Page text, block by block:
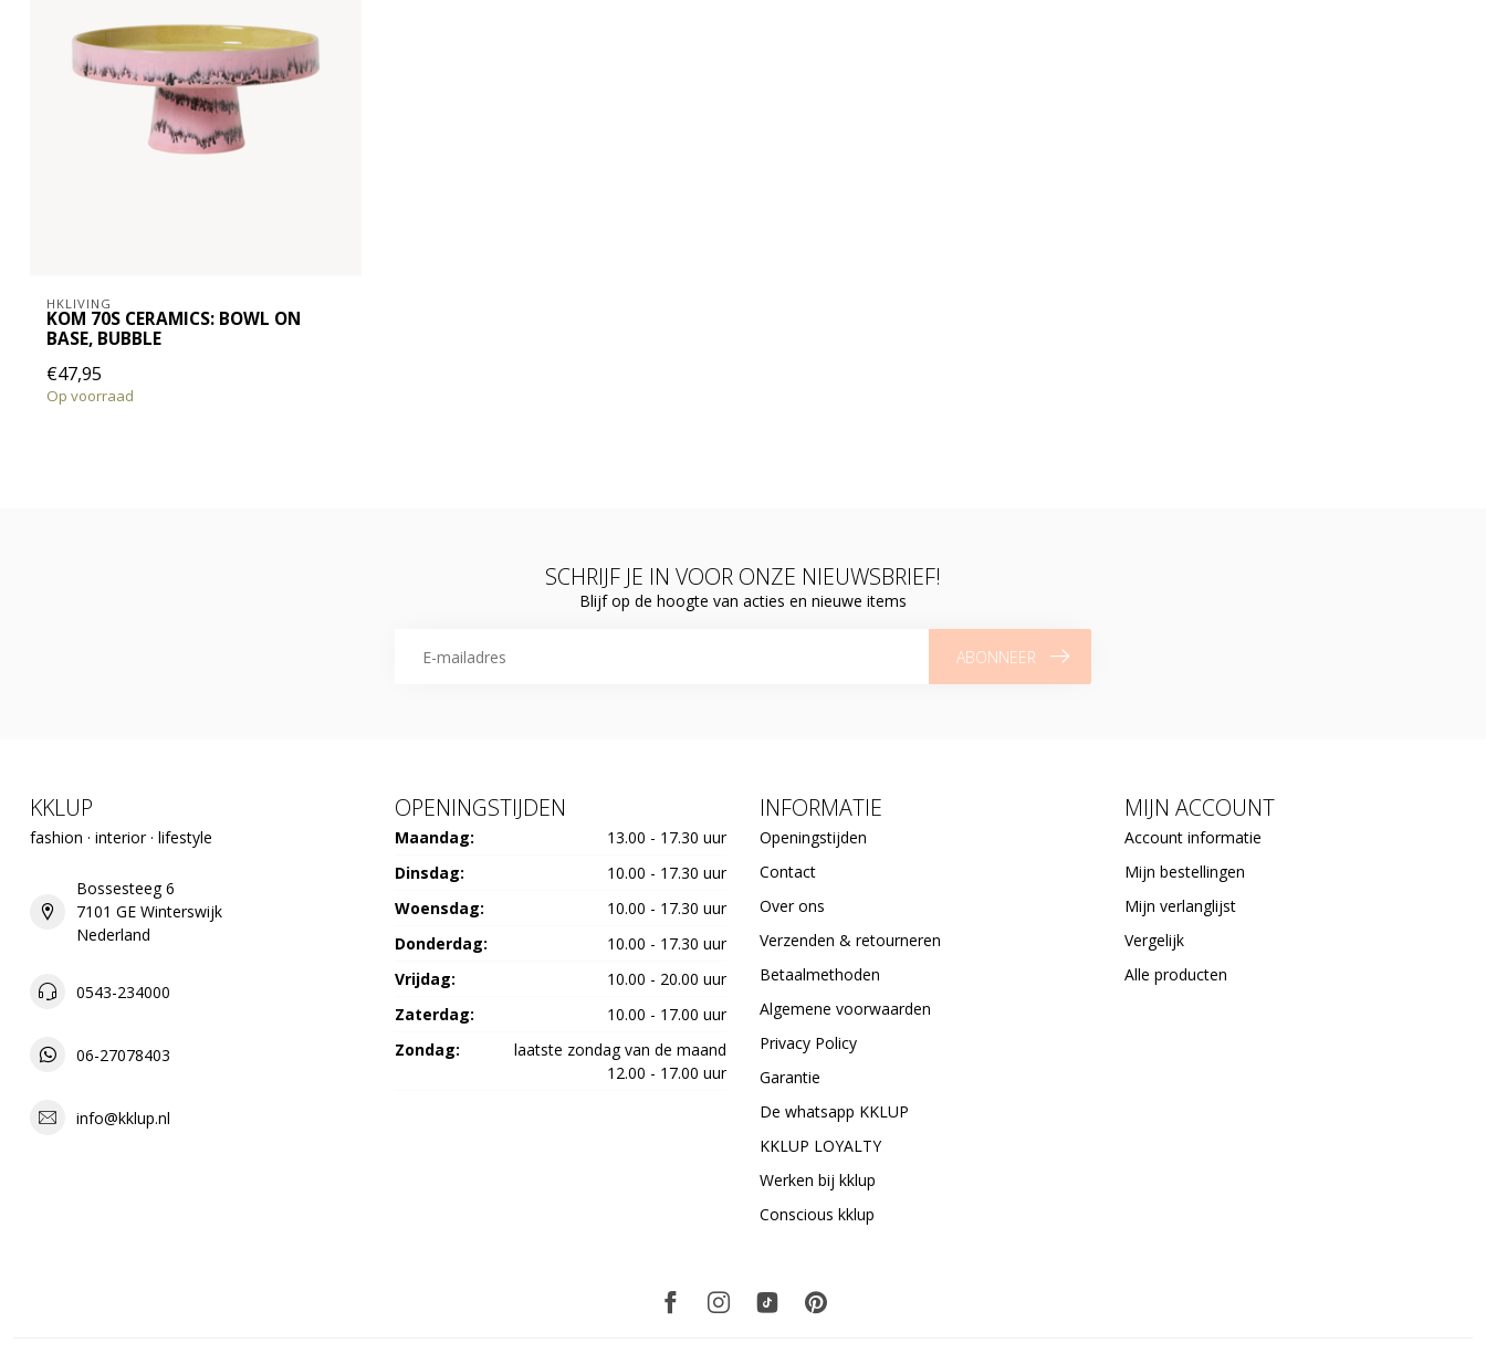
HKLIVING
KOM 70S CERAMICS: BOWL ON
BASE, BUBBLE
€47,95
Op voorraad
SCHRIJF JE IN VOOR ONZE NIEUWSBRIEF!
Blijf op de hoogte van acties en nieuwe items
ABONNEER
KKLUP
fashion · interior · lifestyle
Bossesteeg 6
7101 GE Winterswijk
Nederland
0543-234000
06-27078403
info@kklup.nl
OPENINGSTIJDEN
Maandag:
13.00 - 17.30 uur
Dinsdag:
10.00 - 17.30 uur
Woensdag:
10.00 - 17.30 uur
Donderdag:
10.00 - 17.30 uur
Vrijdag:
10.00 - 20.00 uur
Zaterdag:
10.00 - 17.00 uur
Zondag:
laatste zondag van de maand
12.00 - 17.00 uur
INFORMATIE
Openingstijden
Contact
Over ons
Verzenden & retourneren
Betaalmethoden
Algemene voorwaarden
Privacy Policy
Garantie
De whatsapp KKLUP
KKLUP LOYALTY
Werken bij kklup
Conscious kklup
MIJN ACCOUNT
Account informatie
Mijn bestellingen
Mijn verlanglijst
Vergelijk
Alle producten